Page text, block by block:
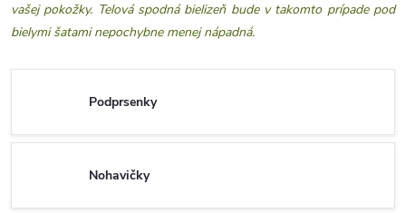
vašej pokožky. Telová spodná bielizeň bude v takomto prípade pod
bielymi šatami nepochybne menej nápadná.
Podprsenky
Nohavičky